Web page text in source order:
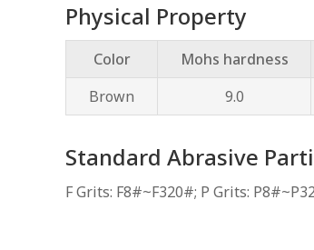
Physical Property
Color Mohs hardness
Brown
9.0
Standard Abrasive
F Grits: F8#~F320#; P Grits: